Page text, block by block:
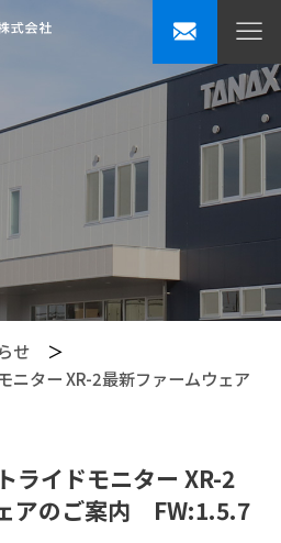
せ
ニター XR-2最新ファームウェア
ライドモニター XR-2
アのご案内 FW:1.5.7